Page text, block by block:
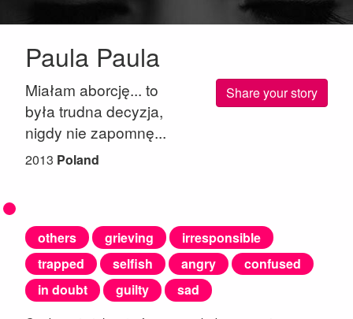
Paula Paula
Share your story
Miałam aborcję... to
była trudna decyzja,
nigdy nie zapomnę...
2013 Poland
others grieving
irresponsible
trapped
selfish angry
confused
in doubt
guilty
sad